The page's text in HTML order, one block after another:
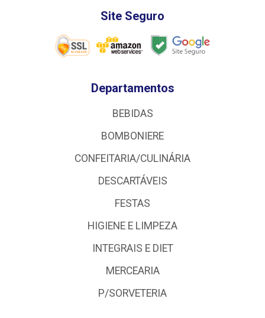
Site Seguro
Departamentos
BEBIDAS
BOMBONIERE
CONFEITARIA/CULINÁRIA
DESCARTÁVEIS
FESTAS
HIGIENE E LIMPEZA
INTEGRAIS E DIET
MERCEARIA
P/SORVETERIA